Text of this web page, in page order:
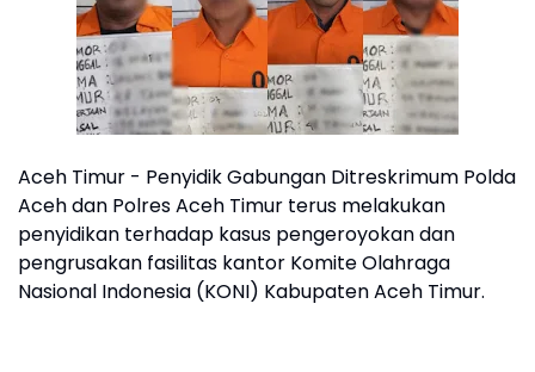
Aceh Timur - Penyidik Gabungan Ditreskrimum Polda
Aceh dan Polres Aceh Timur terus melakukan
penyidikan terhadap kasus pengeroyokan dan
pengrusakan fasilitas kantor Komite Olahraga
Nasional Indonesia (KONI) Kabupaten Aceh Timur.